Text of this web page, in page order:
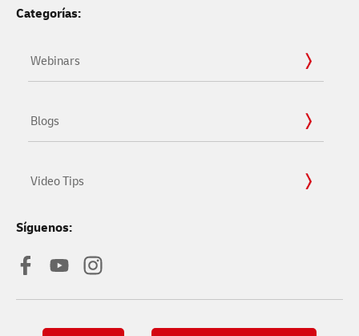
Categorías:
Webinars
Blogs
Video Tips
Síguenos: